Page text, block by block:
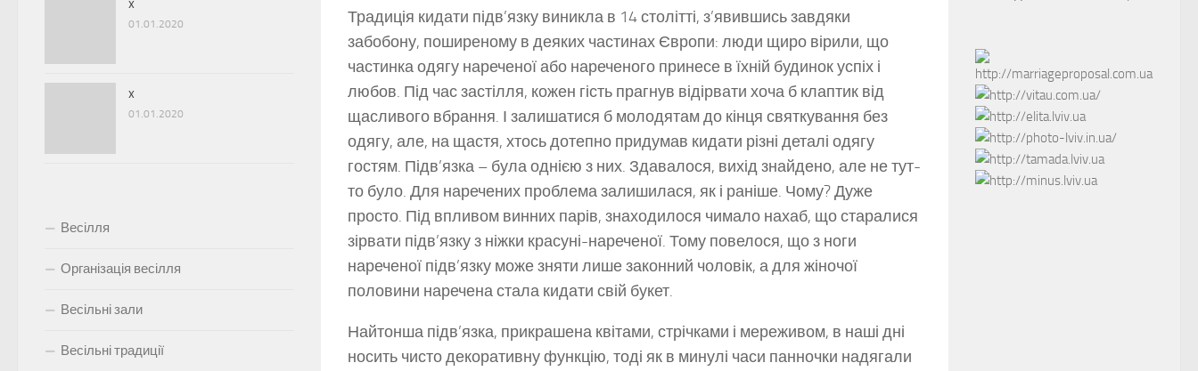
Традиція кидати підв’язку виникла в 14 столітті, з’явившись завдяки
забобону, поширеному в деяких частинах Європи: люди щиро вірили, що
частинка одягу нареченої або нареченого принесе в їхній будинок успіх і
любов. Під час застілля, кожен гість прагнув відірвати хоча б клаптик від
щасливого вбрання. І залишатися б молодятам до кінця святкування без
одягу, але, на щастя, хтось дотепно придумав кидати різні деталі одягу
гостям. Підв’язка – була однією з них. Здавалося, вихід знайдено, але не тут-
то було. Для наречених проблема залишилася, як і раніше. Чому? Дуже
просто. Під впливом винних парів, знаходилося чимало нахаб, що старалися
зірвати підв’язку з ніжки красуні-нареченої. Тому повелося, що з ноги
нареченої підв’язку може зняти лише законний чоловік, а для жіночої
половини наречена стала кидати свій букет.
Найтонша підв’язка, прикрашена квітами, стрічками і мереживом, в наші дні
носить чисто декоративну функцію, тоді як в минулі часи панночки надягали
x
01.01.2020
x
01.01.2020
Весілля
Організація весілля
Весільні зали
Весільні традиції